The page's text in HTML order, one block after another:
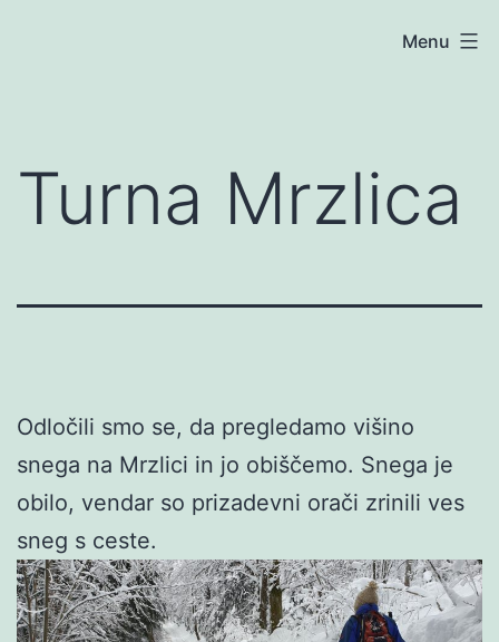
Menu
Turna Mrzlica
Odločili smo se, da pregledamo višino
snega na Mrzlici in jo obiščemo. Snega je
obilo, vendar so prizadevni orači zrinili ves
sneg s ceste.